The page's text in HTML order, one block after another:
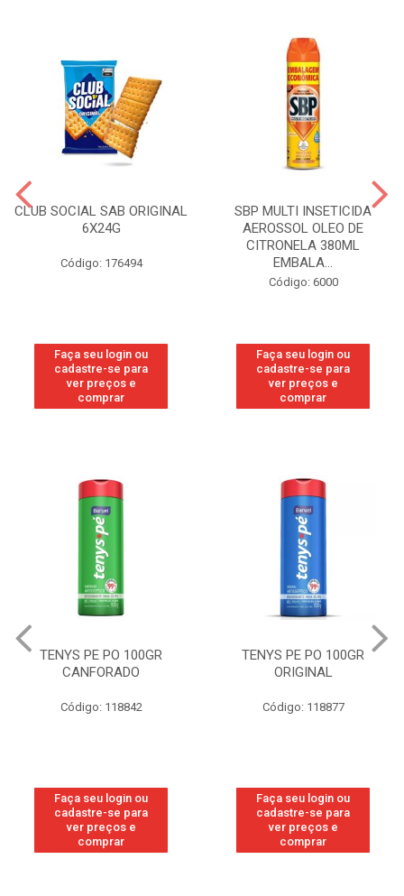
CLUB SOCIAL SAB ORIGINAL
6X24G
Código: 176494
Faça seu login ou
cadastre-se para
ver preços e
comprar
SBP MULTI INSETICIDA
AEROSSOL OLEO DE
CITRONELA 380ML
EMBALA...
Código: 6000
Faça seu login ou
cadastre-se para
ver preços e
comprar
TENYS PE PO 100GR
CANFORADO
Código: 118842
Faça seu login ou
cadastre-se para
ver preços e
comprar
TENYS PE PO 100GR
ORIGINAL
Código: 118877
Faça seu login ou
cadastre-se para
ver preços e
comprar